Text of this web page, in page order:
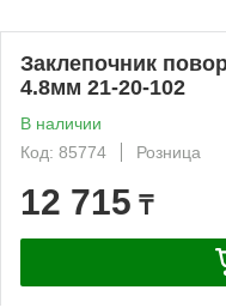
Заклепочник
4.8мм 21-20-102
В наличии
Код: 85774
Розница
12 715 ₸